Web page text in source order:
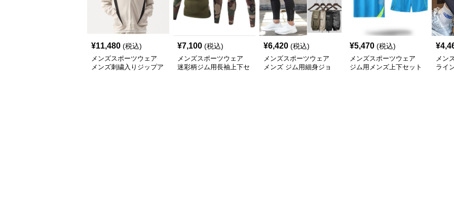
¥11,480 (税込)
メンズスポーツウェア
メンズ刺繍入りジップア
¥7,100 (税込)
メンズスポーツウェア
迷彩柄ジム用長袖上下セ
¥6,420 (税込)
メンズスポーツウェア
メンズ ジム用細身ジョ
¥5,470 (税込)
メンズスポーツウェア
ジム用メンズ上下セット
¥
メン
ライ